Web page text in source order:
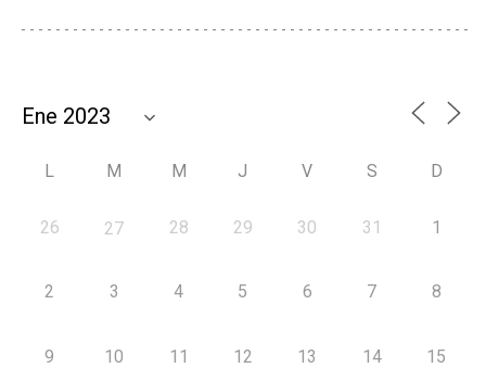
L M M J V S D
26 27 28 29 30 31 1
2 3 4 5 6 7 8
9 10 11 12 13 14 15